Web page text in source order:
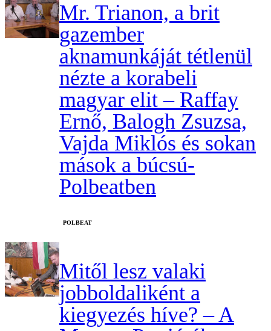
Mr. Trianon, a brit
gazember
aknamunkáját tétlenül
nézte a korabeli
magyar elit – Raffay
Ernő, Balogh Zsuzsa,
Vajda Miklós és sokan
mások a búcsú-
Polbeatben
‎POLBEAT
Mitől lesz valaki
jobboldaliként a
kiegyezés híve? – A